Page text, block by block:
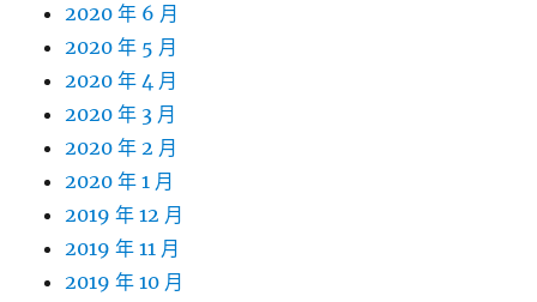
2020 年 6 月
2020 年 5 月
2020 年 4 月
2020 年 3 月
2020 年 2 月
2020 年 1 月
2019 年 12 月
2019 年 11 月
2019 年 10 月